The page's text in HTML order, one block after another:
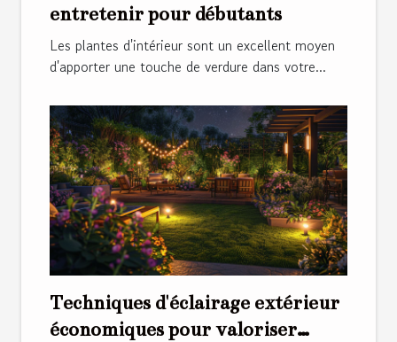
entretenir pour débutants
Les plantes d'intérieur sont un excellent moyen
d'apporter une touche de verdure dans votre...
Techniques d'éclairage extérieur
économiques pour valoriser